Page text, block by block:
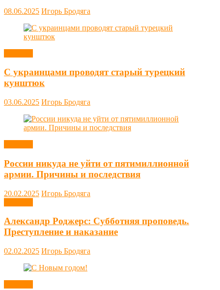
08.06.2025 Игорь Бродяга
С украинцами проводят старый турецкий
кунштюк
03.06.2025 Игорь Бродяга
России никуда не уйти от пятимиллионной
армии. Причины и последствия
20.02.2025 Игорь Бродяга
Александр Роджерс: Субботняя проповедь.
Преступление и наказание
02.02.2025 Игорь Бродяга